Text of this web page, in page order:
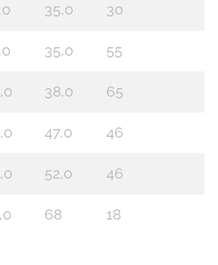
35,0 30
35,0 55
38,0 65
47,0 46
52,0 46
68 18